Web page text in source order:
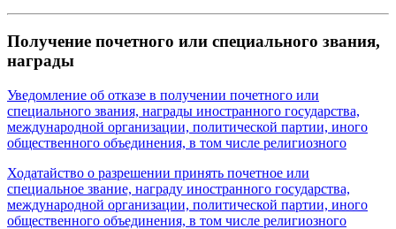
Получение почетного или специального звания,
награды
Уведомление об отказе в получении почетного или
специального звания, награды иностранного государства,
международной организации, политической партии, иного
общественного объединения, в том числе религиозного
Ходатайство о разрешении принять почетное или
специальное звание, награду иностранного государства,
международной организации, политической партии, иного
общественного объединения, в том числе религиозного